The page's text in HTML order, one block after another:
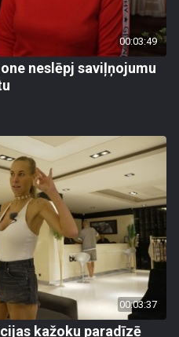
00:03:49
neslēpj saviļņojumu
00:03:37
kažoku paradīzē